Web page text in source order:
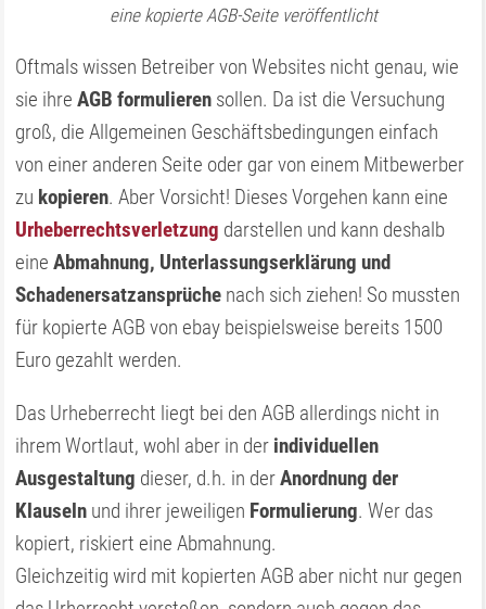
eine kopierte AGB-Seite veröffentlicht
Oftmals wissen Betreiber von Websites nicht genau, wie
sie ihreAGB formulieren sollen. Da ist die Versuchung
groß, die Allgemeinen Geschäftsbedingungen einfach
von einer anderen Seite oder gar von einem Mitbewerber
zu kopieren. Aber Vorsicht! Dieses Vorgehen kann eine
Urheberrechtsverletzung darstellen und kann deshalb
eineAbmahnung, Unterlassungserklärung und
Schadenersatzansprüche nach sich ziehen! So mussten
für kopierte AGB von ebay beispielsweise bereits 1500
Euro gezahlt werden.
Das Urheberrecht liegt bei den AGB allerdings nicht in
ihrem Wortlaut, wohl aber in der individuellen
Ausgestaltung dieser, d.h. in derAnordnung der
Klauseln und ihrer jeweiligen Formulierung. Wer das
kopiert, riskiert eine Abmahnung.
Gleichzeitig wird mit kopierten AGB aber nicht nur gegen